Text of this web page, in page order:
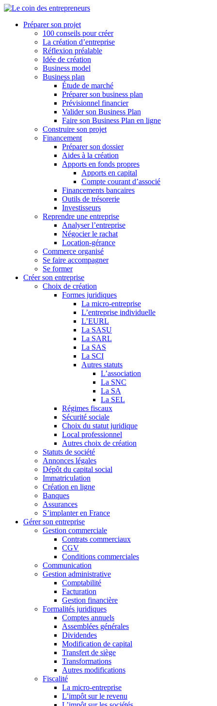
Préparer son projet
100 conseils pour créer
La création d’entreprise
Réflexion préalable
Idée de création
Business model
Business plan
Étude de marché
Préparer son business plan
Prévisionnel financier
Valider son Business Plan
Faire son Business Plan en ligne
Construire son projet
Financement
Préparer son dossier
Aides à la création
Apports en fonds propres
Apports en capital
Compte courant d’associé
Financements bancaires
Outils de trésorerie
Investisseurs
Reprendre une entreprise
Analyser l’entreprise
Négocier le rachat
Location-gérance
Commerce organisé
Se faire accompagner
Se former
Créer son entreprise
Choix de création
Formes juridiques
La micro-entreprise
L’entreprise individuelle
L’EURL
La SASU
La SARL
La SAS
La SCI
Autres statuts
L’association
La SNC
La SA
La SEL
Régimes fiscaux
Sécurité sociale
Choix du statut juridique
Local professionnel
Autres choix de création
Statuts de société
Annonces légales
Dépôt du capital social
Immatriculation
Création en ligne
Banques
Assurances
S’implanter en France
Gérer son entreprise
Gestion commerciale
Contrats commerciaux
CGV
Conditions commerciales
Communication
Gestion administrative
Comptabilité
Facturation
Gestion financière
Formalités juridiques
Comptes annuels
Assemblées générales
Dividendes
Modification de capital
Transfert de siège
Transformations
Autres modifications
Fiscalité
La micro-entreprise
L’impôt sur le revenu